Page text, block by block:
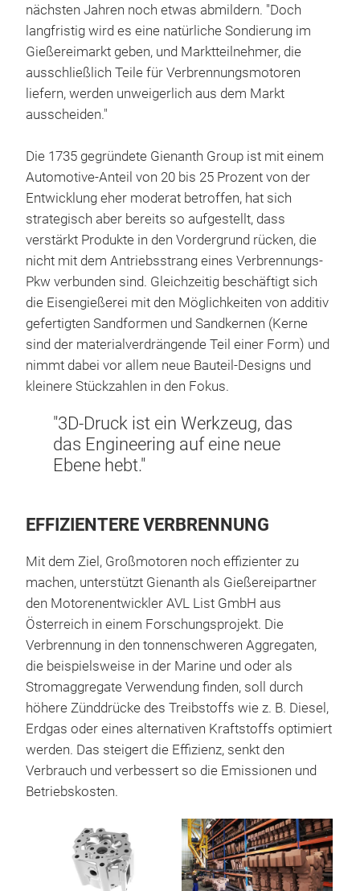
nächsten Jahren noch etwas abmildern. "Doch
langfristig wird es eine natürliche Sondierung im
Gießereimarkt geben, und Marktteilnehmer, die
ausschließlich Teile für Verbrennungsmotoren
liefern, werden unweigerlich aus dem Markt
ausscheiden."
Die 1735 gegründete Gienanth Group ist mit einem
Automotive-Anteil von 20 bis 25 Prozent von der
Entwicklung eher moderat betroffen, hat sich
strategisch aber bereits so aufgestellt, dass
verstärkt Produkte in den Vordergrund rücken, die
nicht mit dem Antriebsstrang eines Verbrennungs-
Pkw verbunden sind. Gleichzeitig beschäftigt sich
die Eisengießerei mit den Möglichkeiten von additiv
gefertigten Sandformen und Sandkernen (Kerne
sind der materialverdrängende Teil einer Form) und
nimmt dabei vor allem neue Bauteil-Designs und
kleinere Stückzahlen in den Fokus.
"3D-Druck ist ein Werkzeug, das
das Engineering auf eine neue
Ebene hebt."
EFFIZIENTERE VERBRENNUNG
Mit dem Ziel, Großmotoren noch effizienter zu
machen, unterstützt Gienanth als Gießereipartner
den Motorenentwickler AVL List GmbH aus
Österreich in einem Forschungsprojekt. Die
Verbrennung in den tonnenschweren Aggregaten,
die beispielsweise in der Marine und oder als
Stromaggregate Verwendung finden, soll durch
höhere Zünddrücke des Treibstoffs wie z. B. Diesel,
Erdgas oder eines alternativen Kraftstoffs optimiert
werden. Das steigert die Effizienz, senkt den
Verbrauch und verbessert so die Emissionen und
Betriebskosten.